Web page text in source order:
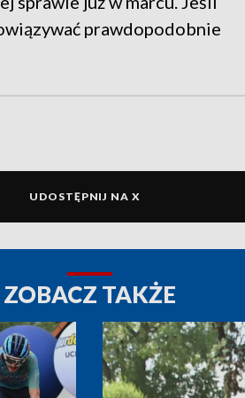
prawdopodobnie
UDOSTĘPNIJ NA X
ZOBACZ TAKŻE